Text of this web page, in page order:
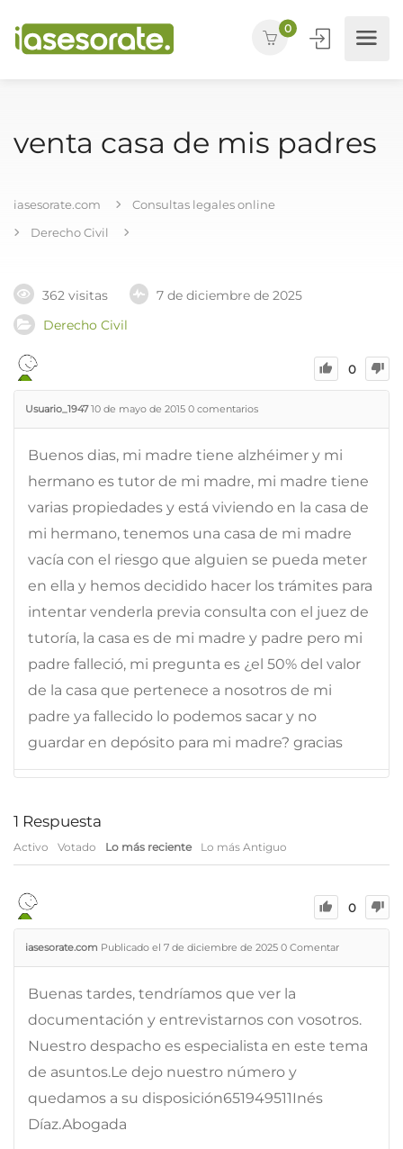
0
venta casa de mis padres
iasesorate.com
Consultas legales online
Derecho Civil
362 visitas
7 de diciembre de 2025
Derecho Civil
0
Usuario_1947 10 de mayo de 2015 0 comentarios
Buenos dias, mi madre tiene alzhéimer y mi
hermano es tutor de mi madre, mi madre tiene
varias propiedades y está viviendo en la casa de
mi hermano, tenemos una casa de mi madre
vacía con el riesgo que alguien se pueda meter
en ella y hemos decidido hacer los trámites para
intentar venderla previa consulta con el juez de
tutoría, la casa es de mi madre y padre pero mi
padre falleció, mi pregunta es ¿el 50% del valor
de la casa que pertenece a nosotros de mi
padre ya fallecido lo podemos sacar y no
guardar en depósito para mi madre? gracias
1 Respuesta
Activo Votado Lo más reciente Lo más Antiguo
0
iasesorate.com Publicado el 7 de diciembre de 2025 0 Comentar
Buenas tardes, tendríamos que ver la
documentación y entrevistarnos con vosotros.
Nuestro despacho es especialista en este tema
de asuntos.Le dejo nuestro número y
quedamos a su disposición651949511Inés
Díaz.Abogada